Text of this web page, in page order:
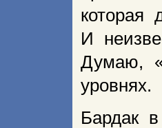
которая
И
Думаю,
уровнях.
Бардак